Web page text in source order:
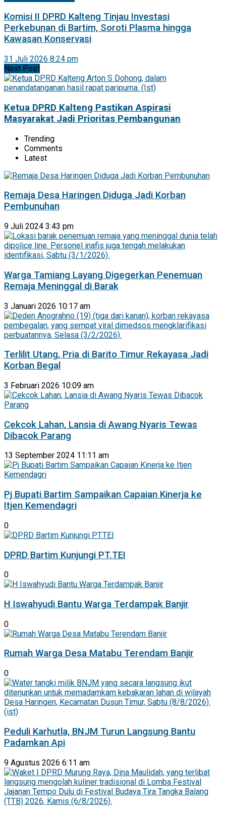
Komisi II DPRD Kalteng Tinjau Investasi
Perkebunan di Bartim, Soroti Plasma hingga
Kawasan Konservasi
31 Juli 2026 8:24 pm
Next Post
Ketua DPRD Kalteng Pastikan Aspirasi
Masyarakat Jadi Prioritas Pembangunan
Trending
Comments
Latest
Remaja Desa Haringen Diduga Jadi Korban
Pembunuhan
9 Juli 2024 3:43 pm
Warga Tamiang Layang Digegerkan Penemuan
Remaja Meninggal di Barak
3 Januari 2026 10:17 am
Terlilit Utang, Pria di Barito Timur Rekayasa Jadi
Korban Begal
3 Februari 2026 10:09 am
Cekcok Lahan, Lansia di Awang Nyaris Tewas
Dibacok Parang
13 September 2024 11:11 am
Pj Bupati Bartim Sampaikan Capaian Kinerja ke
Itjen Kemendagri
0
DPRD Bartim Kunjungi PT.TEI
0
H Iswahyudi Bantu Warga Terdampak Banjir
0
Rumah Warga Desa Matabu Terendam Banjir
0
Peduli Karhutla, BNJM Turun Langsung Bantu
Padamkan Api
9 Agustus 2026 6:11 am